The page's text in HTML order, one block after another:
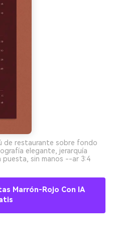
de restaurante sobre fondo
elegante, jerarquía
puesta, sin manos --ar 3:4
Marrón-Rojo Con IA